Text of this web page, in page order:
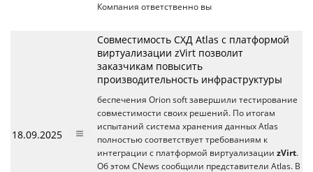
Компания ответственно вы
18.09.2025
Cовместимость СХД Atlas с платформой
виртуализации zVirt позволит
заказчикам повысить
производительность инфраструктуры
беспечения Orion soft завершили тестирование
совместимости своих решений. По итогам
испытаний система хранения данных Atlas
полностью соответствует требованиям к
интеграции с платформой виртуализации zVirt.
Об этом CNews сообщили представители Atlas. В